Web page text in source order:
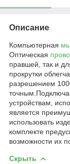
Описание
Компьютерная
Оптическая
правшей, так и
прокрутки
разрешением
устройствам,
является
использовать
комплекте
возможности их
Скрыть